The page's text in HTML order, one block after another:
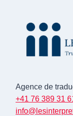
Agence de
+41 76 389 31